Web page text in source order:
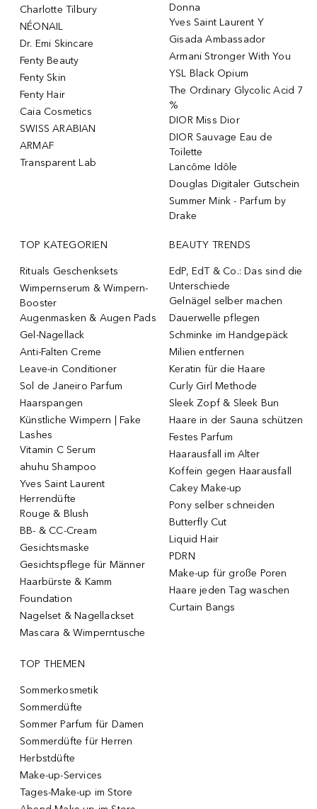
Charlotte Tilbury
NÉONAIL
Dr. Emi Skincare
Fenty Beauty
Fenty Skin
Fenty Hair
Caia Cosmetics
SWISS ARABIAN
ARMAF
Transparent Lab
Donna
Yves Saint Laurent Y
Gisada Ambassador
Armani Stronger With You
YSL Black Opium
The Ordinary Glycolic Acid 7
%
DIOR Miss Dior
DIOR Sauvage Eau de
Toilette
Lancôme Idôle
Douglas Digitaler Gutschein
Summer Mink - Parfum by
Drake
TOP KATEGORIEN
Rituals Geschenksets
Wimpernserum & Wimpern-
Booster
Augenmasken & Augen Pads
Gel-Nagellack
Anti-Falten Creme
Leave-in Conditioner
Sol de Janeiro Parfum
Haarspangen
Künstliche Wimpern | Fake
Lashes
Vitamin C Serum
ahuhu Shampoo
Yves Saint Laurent
Herrendüfte
Rouge & Blush
BB- & CC-Cream
Gesichtsmaske
Gesichtspflege für Männer
Haarbürste & Kamm
Foundation
Nagelset & Nagellackset
Mascara & Wimperntusche
BEAUTY TRENDS
EdP, EdT & Co.: Das sind die
Unterschiede
Gelnägel selber machen
Dauerwelle pflegen
Schminke im Handgepäck
Milien entfernen
Keratin für die Haare
Curly Girl Methode
Sleek Zopf & Sleek Bun
Haare in der Sauna schützen
Festes Parfum
Haarausfall im Alter
Koffein gegen Haarausfall
Cakey Make-up
Pony selber schneiden
Butterfly Cut
Liquid Hair
PDRN
Make-up für große Poren
Haare jeden Tag waschen
Curtain Bangs
TOP THEMEN
Sommerkosmetik
Sommerdüfte
Sommer Parfum für Damen
Sommerdüfte für Herren
Herbstdüfte
Make-up-Services
Tages-Make-up im Store